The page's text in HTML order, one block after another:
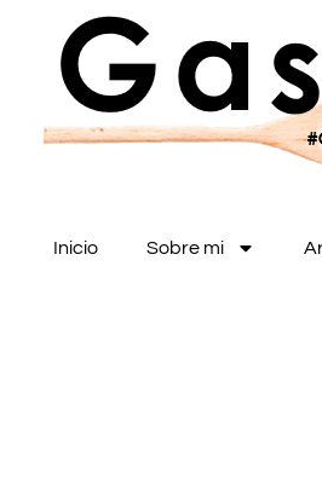
Inicio Sobre mi